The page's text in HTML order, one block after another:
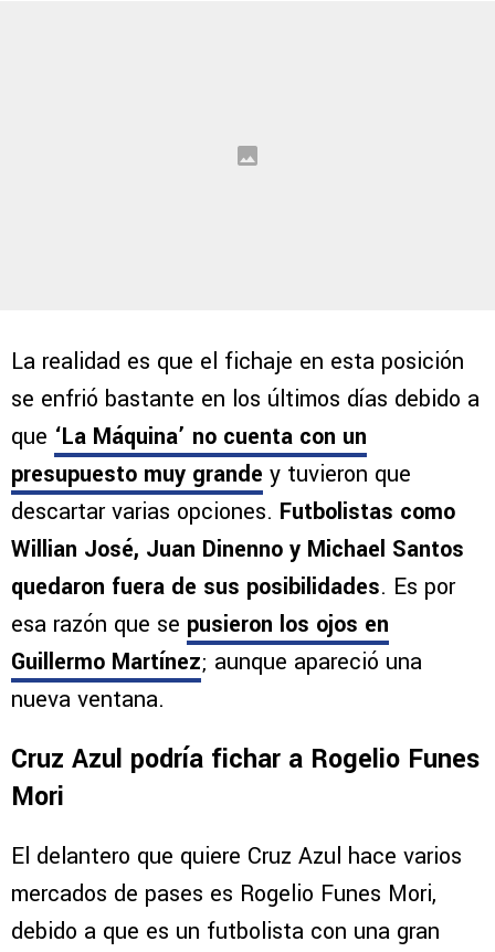
La realidad es que el fichaje en esta posición
se enfrió bastante en los últimos días debido a
que ‘La Máquina’ no cuenta con un
presupuesto muy grande y tuvieron que
descartar varias opciones. Futbolistas como
Willian José, Juan Dinenno y Michael Santos
quedaron fuera de sus posibilidades. Es por
esa razón que se pusieron los ojos en
Guillermo Martínez; aunque apareció una
nueva ventana.
Cruz Azul podría fichar a Rogelio Funes
Mori
El delantero que quiere Cruz Azul hace varios
mercados de pases es Rogelio Funes Mori,
debido a que es un futbolista con una gran